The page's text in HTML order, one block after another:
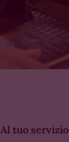
Al tuo servizio